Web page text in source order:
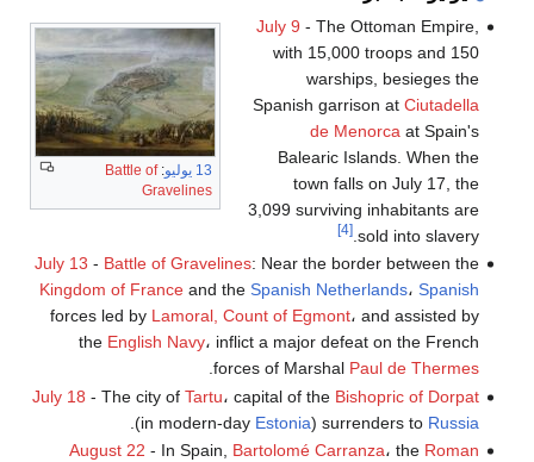
13 يوليو :
Battle of
Gravelines
July 9 - The Ottoman Empire,
with 15,000 troops and 150
warships, besieges the
Spanish garrison at Ciutadella
de Menorca at Spain's
Balearic Islands. When the
town falls on July 17, the
3,099 surviving inhabitants are
sold into slavery.
[4]
July 13 - Battle of Gravelines: Near the border between the
Kingdom of Franceand the Spanish Netherlands، Spanish
forces led by Lamoral, Count of Egmont، and assisted by
the English Navy، inflict a major defeat on the French
forces of Marshal Paul de Thermes
.
July 18 - The city of Tartu، capital of the Bishopric of Dorpat
(in modern-day Estonia) surrenders to Russia
August 22 - In Spain, Bartolomé Carranza، the Roman